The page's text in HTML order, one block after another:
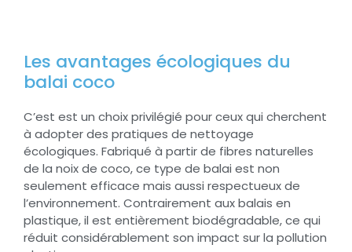
Les avantages écologiques du
balai coco
C’est est un choix privilégié pour ceux qui cherchent
à adopter des pratiques de nettoyage
écologiques. Fabriqué à partir de fibres naturelles
de la noix de coco, ce type de balai est non
seulement efficace mais aussi respectueux de
l’environnement. Contrairement aux balais en
plastique, il est entièrement biodégradable, ce qui
réduit considérablement son impact sur la pollution